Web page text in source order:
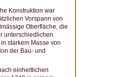
Konstruktion war
Vorspann von
Oberfläche, die
unterschiedlichen
starkem Masse von
der Bau- und
einheitlichen